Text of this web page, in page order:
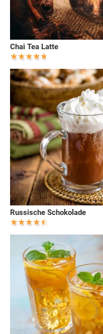
Chai Tea Latte
Russische Schokolade